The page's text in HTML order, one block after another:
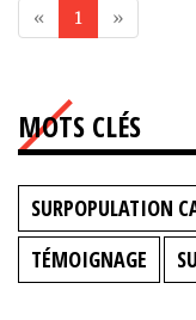
« 1 »
MOTS CLÉS
SURPOPULATION
TÉMOIGNAGE